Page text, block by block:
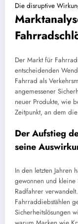
Die disruptive
Der Markt für
entscheidenden
Fahrrad als
angemessener
neuer Produkte, wie
Zeitpunkt, an dem
Der Aufstieg
seine
In den letzten Jahren
gewonnen und
Radfahrer
Fahrraddiebstählen
Sicherheitslösungen